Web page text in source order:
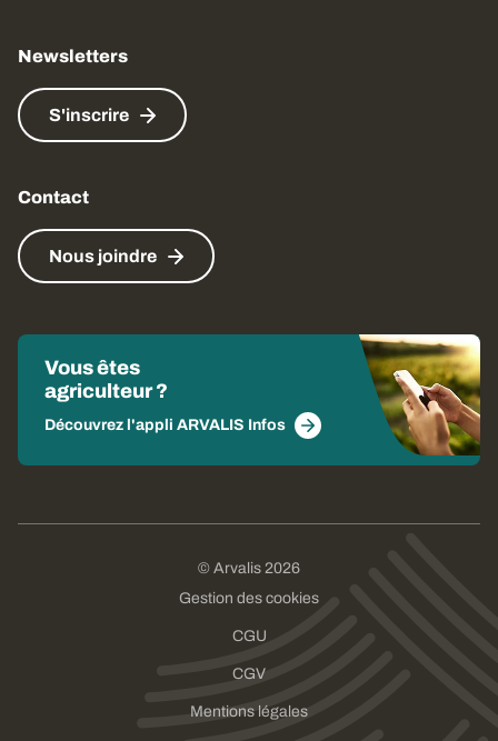
Newsletters
S'inscrire
Contact
Nous joindre
Vous êtes
agriculteur ?
Découvrez l'appli ARVALIS Infos
© Arvalis 2026
Gestion des cookies
CGU
CGV
Mentions légales